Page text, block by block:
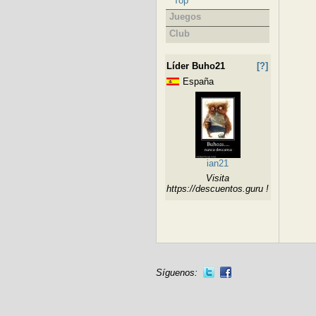
Juegos
Club
Líder Buho21
[?]
España
ian21
Visita
https://descuentos.guru !
Síguenos: